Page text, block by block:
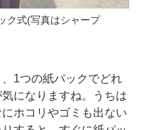
ク式(写真はシャープ
1つの紙パックでどれ
になりますね。うちは
ホコリやゴミも出ない